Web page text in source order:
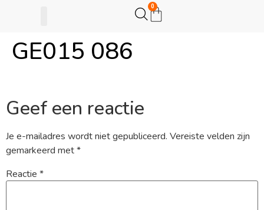
0
GE015 086
Geef een reactie
Je e-mailadres wordt niet gepubliceerd. Vereiste velden zijn
gemarkeerd met*
Reactie *